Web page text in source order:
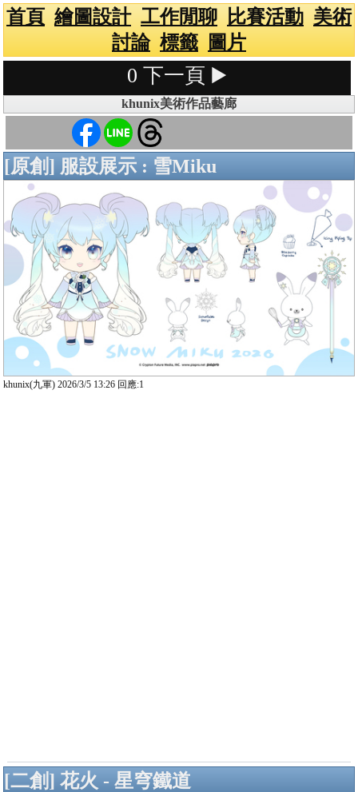
首頁 繪圖設計 工作閒聊 比賽活動 美術
討論 標籤 圖片
0 下一頁 ▶️
khunix美術作品藝廊
[原創] 服設展示 : 雪Miku
khunix(九軍) 2026/3/5 13:26 回應:1
[二創] 花火 - 星穹鐵道